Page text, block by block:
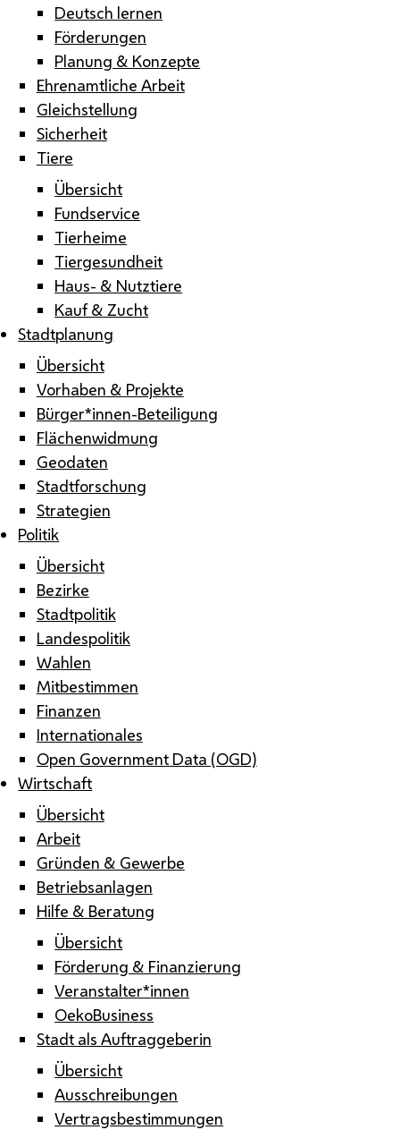
Deutsch lernen
Förderungen
Planung & Konzepte
Ehrenamtliche Arbeit
Gleichstellung
Sicherheit
Tiere
Übersicht
Fundservice
Tierheime
Tiergesundheit
Haus- & Nutztiere
Kauf & Zucht
Stadtplanung
Übersicht
Vorhaben & Projekte
Bürger*innen-Beteiligung
Flächenwidmung
Geodaten
Stadtforschung
Strategien
Politik
Übersicht
Bezirke
Stadtpolitik
Landespolitik
Wahlen
Mitbestimmen
Finanzen
Internationales
Open Government Data (OGD)
Wirtschaft
Übersicht
Arbeit
Gründen & Gewerbe
Betriebsanlagen
Hilfe & Beratung
Übersicht
Förderung & Finanzierung
Veranstalter*innen
OekoBusiness
Stadt als Auftraggeberin
Übersicht
Ausschreibungen
Vertragsbestimmungen